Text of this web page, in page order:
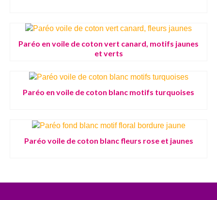
Paréo en voile de coton vert canard, motifs jaunes
et verts
Paréo en voile de coton blanc motifs turquoises
Paréo voile de coton blanc fleurs rose et jaunes